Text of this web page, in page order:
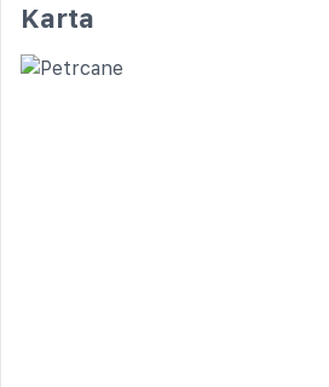
Karta